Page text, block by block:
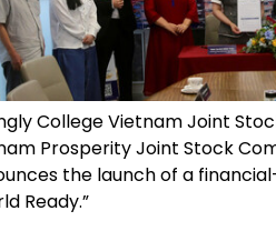
College Vietnam Joint
Prosperity Joint Stock
the launch of a
Ready.”